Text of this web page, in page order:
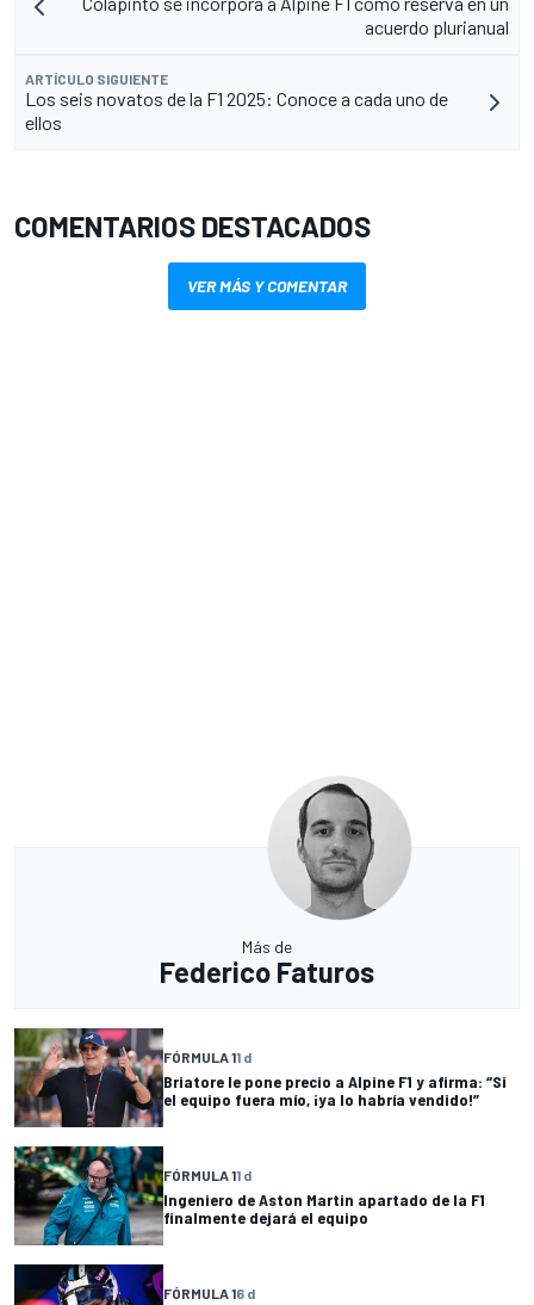
acuerdo plurianual
ARTÍCULO SIGUIENTE
Los seis novatos de la F1 2025: Conoce a cada uno de
ellos
COMENTARIOS DESTACADOS
VER MÁS Y COMENTAR
Más de
Federico Faturos
FÓRMULA 11 d
Briatore le pone precio a Alpine F1 y afirma: “Si
el equipo fuera mío, ¡ya lo habría vendido!”
FÓRMULA 11 d
Ingeniero de Aston Martin apartado de la F1
finalmente dejará el equipo
FÓRMULA 16 d